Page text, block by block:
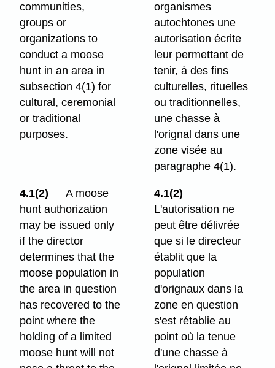
communities,
groups or
organizations to
conduct a moose
hunt in an area in
subsection 4(1) for
cultural, ceremonial
or traditional
purposes.
organismes
autochtones une
autorisation écrite
leur permettant de
tenir, à des fins
culturelles, rituelles
ou traditionnelles,
une chasse à
l'orignal dans une
zone visée au
paragraphe 4(1).
4.1(2)
A moose
hunt authorization
may be issued only
if the director
determines that the
moose population in
the area in question
has recovered to the
point where the
holding of a limited
moose hunt will not
4.1(2)
L'autorisation ne
peut être délivrée
que si le directeur
établit que la
population
d'orignaux dans la
zone en question
s'est rétablie au
point où la tenue
d'une chasse à